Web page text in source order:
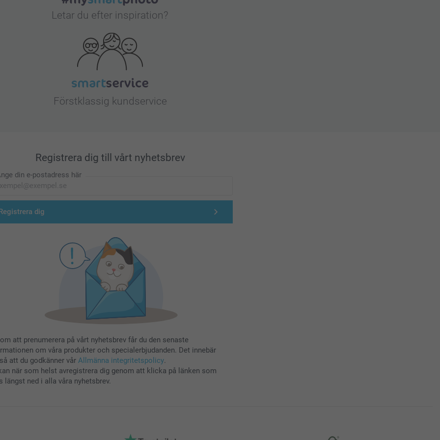
Letar du efter inspiration?
Förstklassig kundservice
Registrera dig till vårt nyhetsbrev
din e-postadress här
dig
att prenumerera på vårt nyhetsbrev får du den senaste
om våra produkter och specialerbjudanden. Det innebär
att du godkänner vår Allmänna integritetspolicy.
när som helst avregistrera dig genom att klicka på länken som
längst ned i alla våra nyhetsbrev.